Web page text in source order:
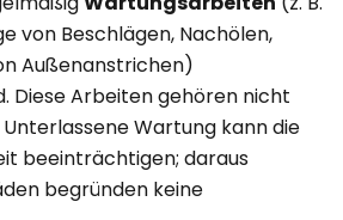
von Beschlägen, Nachölen,
Außenanstrichen)
Diese Arbeiten gehören nicht
Wartung kann die
beeinträchtigen; daraus
begründen keine